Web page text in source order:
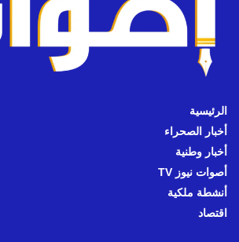
الرئيسية
أخبار الصحراء
أخبار وطنية
أصوات نيوز TV
أنشطة ملكية
اقتصاد